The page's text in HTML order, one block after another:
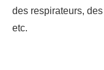
des respirateurs,
etc.